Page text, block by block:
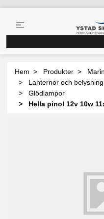
Hem Produkter
Lanternor och belysning
Glödlampor
Hella pinol 12v 10w